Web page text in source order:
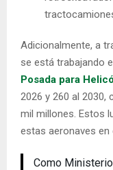
Adicionalmente, a
se está trabajando
Posada para
2026 y 260 al 2030,
mil millones. Estos
estas aeronaves en
Como